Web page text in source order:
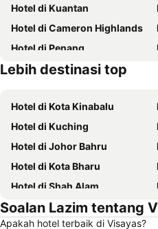
Hotel di Kuantan
Hotel di Cameron Highlands
Hotel di Penang
Hotel di Terengganu
Lebih destinasi top
Hotel di Kota Kinabalu
Hotel di Kuching
Hotel di Johor Bahru
Hotel di Kota Bharu
Hotel di Shah Alam
Hotel di Batu Ferringhi
Hotel di Georgetown
Soalan Lazim tentang
Apakah hotel terbaik di Visayas?